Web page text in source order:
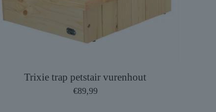
Trixie trap petstair vurenhout
€89,99